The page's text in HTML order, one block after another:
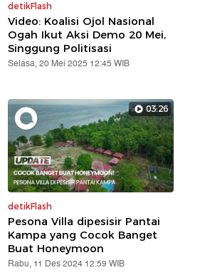
detikFlash
Video: Koalisi Ojol Nasional
Ogah Ikut Aksi Demo 20 Mei,
Singgung Politisasi
Selasa, 20 Mei 2025 12:45 WIB
03:26
detikFlash
Pesona Villa dipesisir Pantai
Kampa yang Cocok Banget
Buat Honeymoon
Rabu, 11 Des 2024 12:59 WIB